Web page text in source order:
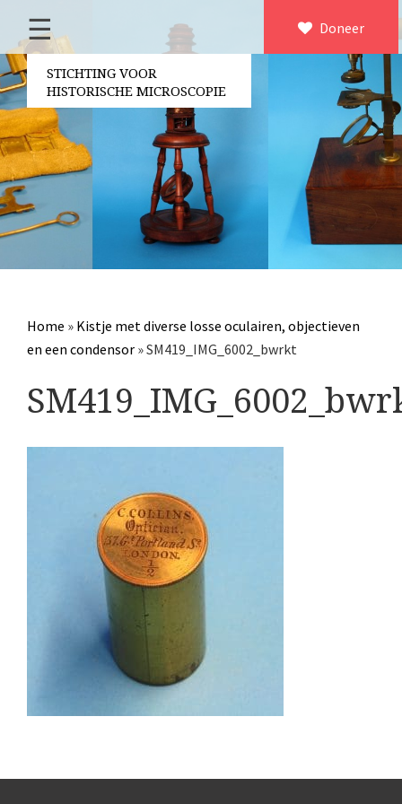
×
Home
Over ons
Contact
Bestuur
Vrijwilligers
Partners
Jaarverslagen
Microscopen
Overige optische instrumenten
Elektrische meetapparatuur
Boeken
Divers
Makers
Images
Culpeper (ca. 1735)
Cuff (ca. 1745)
volgens Culpeper (1750-
Dollond, ‘Jones’ most improved type’ (1800-1830)
Long, Gould type (1821-1850)
Nachet, ‘grand modèle’ (1856-1862)
Doneer
☰
STICHTING VOOR
HISTORISCHE MICROSCOPIE
Home » Kistje met diverse losse oculairen, objectieven
en een condensor »SM419_IMG_6002_bwrkt